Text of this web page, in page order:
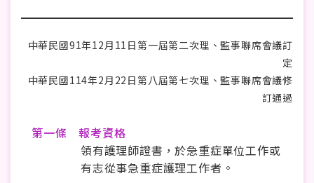
中華民國91年12月11日第一屆第二次理、監事聯席會議訂
定
中華民國114年2月22日第八屆第七次理、監事聯席會議修
訂通過
第一條 報考資格
領有護理師證書，於急重症單位工作或
有志從事急重症護理工作者。